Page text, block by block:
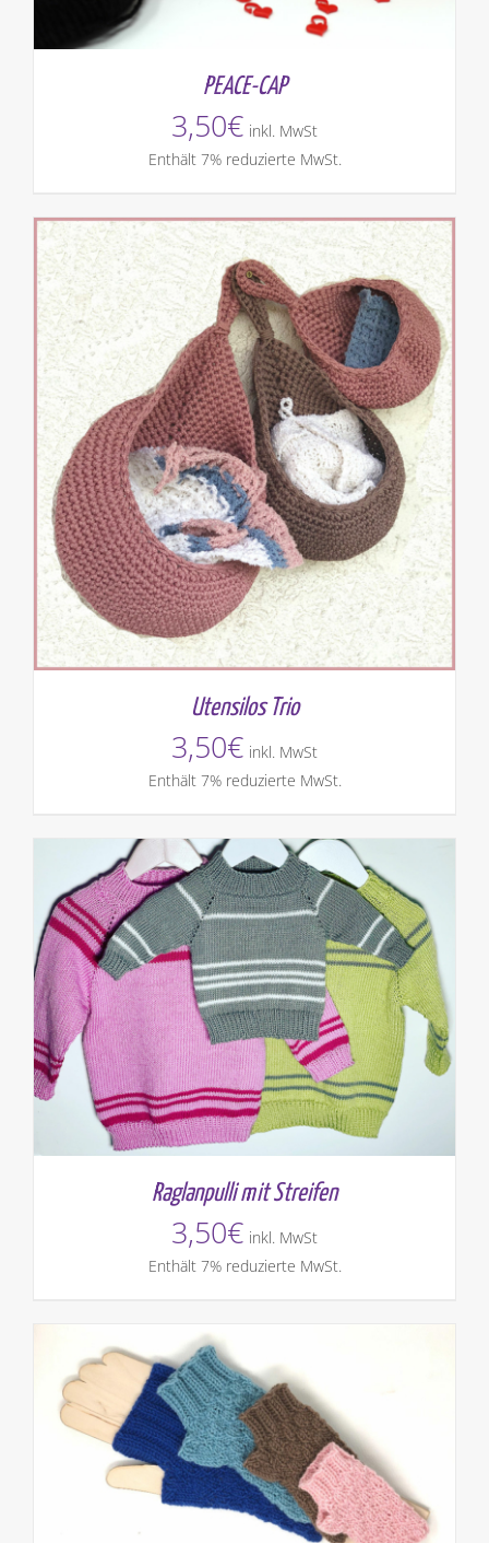
PEACE-CAP
3,50€ inkl. MwSt
Enthält 7% reduzierte MwSt.
Utensilos Trio
3,50€ inkl. MwSt
Enthält 7% reduzierte MwSt.
Raglanpulli mit Streifen
3,50€ inkl. MwSt
Enthält 7% reduzierte MwSt.